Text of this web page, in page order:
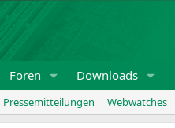
Foren Downloads
Pressemitteilungen Webwatches